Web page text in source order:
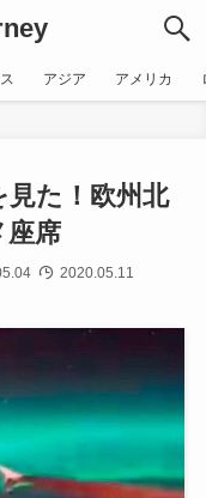
アジア アメリカ
た！欧州北
座席
2020.05.11